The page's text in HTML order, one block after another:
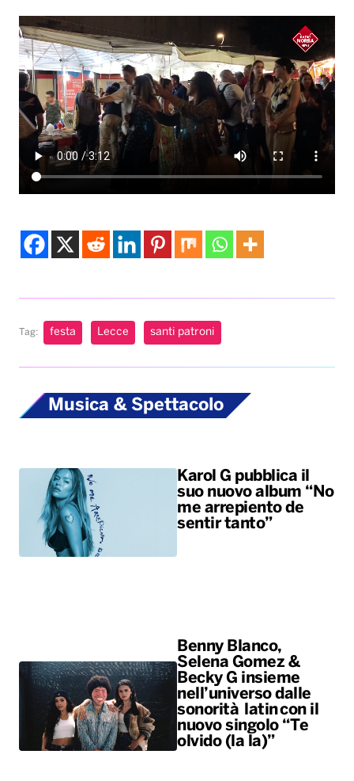
Tag: festa Lecce santi patroni
Musica & Spettacolo
Karol G pubblica il
suo nuovo album “No
me arrepiento de
sentir tanto”
Benny Blanco,
Selena Gomez &
Becky G insieme
nell’universo dalle
sonorità latin con il
nuovo singolo “Te
olvido (la la)”